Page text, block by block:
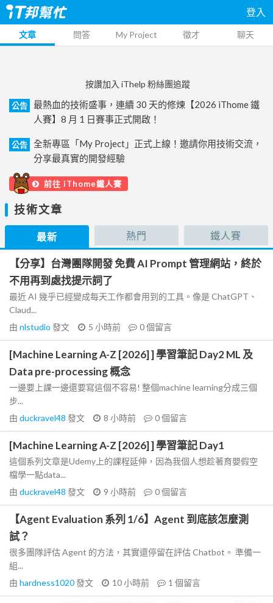
登入
文章 問答 My Project 徵才 聊天
按讚加入 iThelp 粉絲團追蹤
公告
最熱血的技術盛事，連續 30 天的修煉【2026 iThome 鐵
人賽】8 月 1 日賽事正式開啟！
公告
全新專區「My Project」正式上線！邀請你用技術交流，
分享最真實的開發經驗
前往 iThome鐵人賽
技術文章
最新 熱門 鐵人賽
【分享】台灣團隊開發 免費 AI Prompt 管理網站，終於
不用再到處找提示詞了
最近 AI 幾乎已經變成每天工作都會用到的工具。像是 ChatGPT、
Claud...
由 nlstudio 發文 5 小時前 0個留言
[Machine Learning A-Z [2026] ] 學習筆記 Day2 ML 及
Data pre-processing 概念
一邊要上課一邊還要寫這個不容易! 整個machine learning分成三個
步...
由 duckravel48 發文 8 小時前 0個留言
[Machine Learning A-Z [2026] ] 學習筆記 Day1
這個系列文章是Udemy上的課程延伸，因為我個人想趁著育嬰假空
檔學一點data...
由 duckravel48 發文 9 小時前 0個留言
【Agent Evaluation 系列 1/6】Agent 到底該怎麼測
試？
很多團隊評估 Agent 的方法，其實還停留在評估 Chatbot。 準備一
組...
由 hardness1020發文 10 小時前 1 個留言